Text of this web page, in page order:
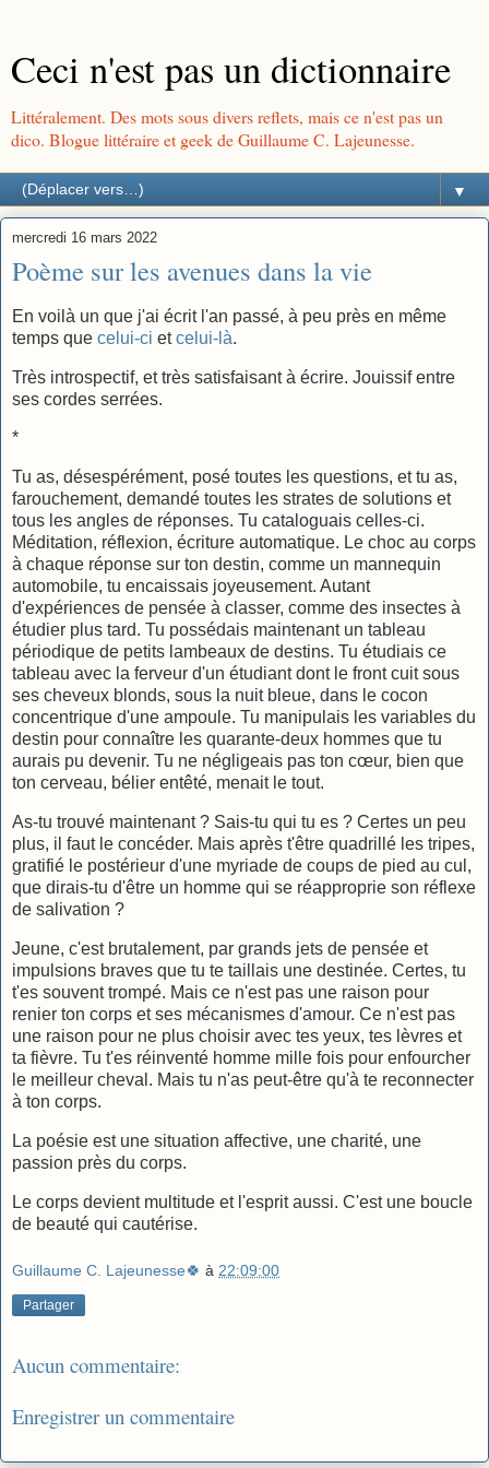
Ceci n'est pas un dictionnaire
Littéralement. Des mots sous divers reflets, mais ce n'est pas un
dico. Blogue littéraire et geek de Guillaume C. Lajeunesse.
▼
mercredi 16 mars 2022
Poème sur les avenues dans la vie
En voilà un que j'ai écrit l'an passé, à peu près en même
temps que celui-ci etcelui-là.
Très introspectif, et très satisfaisant à écrire. Jouissif entre
ses cordes serrées.
*
Tu as, désespérément, posé toutes les questions, et tu as,
farouchement, demandé toutes les strates de solutions et
tous les angles de réponses. Tu cataloguais celles-ci.
Méditation, réflexion, écriture automatique. Le choc au corps
à chaque réponse sur ton destin, comme un mannequin
automobile, tu encaissais joyeusement. Autant
d'expériences de pensée à classer, comme des insectes à
étudier plus tard. Tu possédais maintenant un tableau
périodique de petits lambeaux de destins. Tu étudiais ce
tableau avec la ferveur d'un étudiant dont le front cuit sous
ses cheveux blonds, sous la nuit bleue, dans le cocon
concentrique d'une ampoule. Tu manipulais les variables du
destin pour connaître les quarante-deux hommes que tu
aurais pu devenir. Tu ne négligeais pas ton cœur, bien que
ton cerveau, bélier entêté, menait le tout.
As-tu trouvé maintenant ? Sais-tu qui tu es ? Certes un peu
plus, il faut le concéder. Mais après t'être quadrillé les tripes,
gratifié le postérieur d'une myriade de coups de pied au cul,
que dirais-tu d'être un homme qui se réapproprie son réflexe
de salivation ?
Jeune, c'est brutalement, par grands jets de pensée et
impulsions braves que tu te taillais une destinée. Certes, tu
t'es souvent trompé. Mais ce n'est pas une raison pour
renier ton corps et ses mécanismes d'amour. Ce n'est pas
une raison pour ne plus choisir avec tes yeux, tes lèvres et
ta fièvre. Tu t'es réinventé homme mille fois pour enfourcher
le meilleur cheval. Mais tu n'as peut-être qu'à te reconnecter
à ton corps.
La poésie est une situation affective, une charité, une
passion près du corps.
Le corps devient multitude et l'esprit aussi. C'est une boucle
de beauté qui cautérise.
Guillaume C. Lajeunesse🍀 à 22:09:00
Partager
Aucun commentaire:
Enregistrer un commentaire